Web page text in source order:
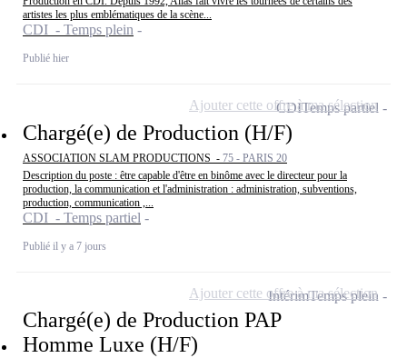
artistes les plus emblématiques de la scène...
CDI - Temps plein
Publié hier
Chargé(e) de Production (H/F)
ASSOCIATION SLAM PRODUCTIONS - 75 - PARIS 20
Description du poste : être capable d'être en binôme avec le directeur pour la
production, la communication et l'administration : administration, subventions,
production, communication ,...
CDI - Temps partiel
Publié il y a 7 jours
CDITemps partiel
Ajouter cette offre à ma sélection
Chargé(e) de Production PAP
Homme Luxe (H/F)
IntérimTemps plein
Ajouter cette offre à ma sélection